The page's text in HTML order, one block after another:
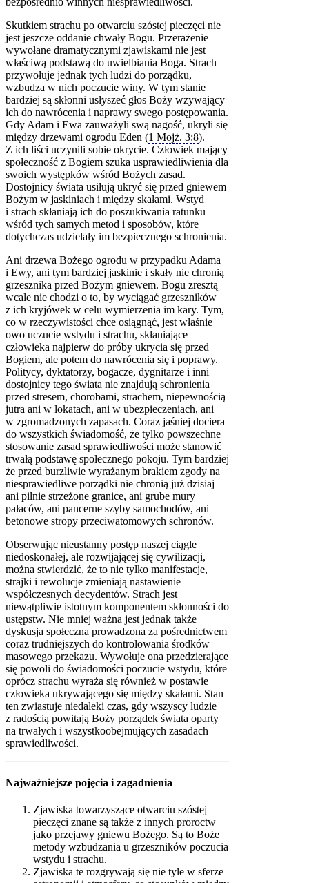
Skutkiem strachu po otwarciu szóstej pieczęci nie
jest jeszcze oddanie chwały Bogu. Przerażenie
wywołane dramatycznymi zjawiskami nie jest
właściwą podstawą do uwielbiania Boga. Strach
przywołuje jednak tych ludzi do porządku,
wzbudza w nich poczucie winy. W tym stanie
bardziej są skłonni usłyszeć głos Boży wzywający
ich do nawrócenia i naprawy swego postępowania.
Gdy Adam i Ewa zauważyli swą nagość, ukryli się
między drzewami ogrodu Eden (1 Mojż. 3:8).
Z ich liści uczynili sobie okrycie. Człowiek mający
społeczność z Bogiem szuka usprawiedliwienia dla
swoich występków wśród Bożych zasad.
Dostojnicy świata usiłują ukryć się przed gniewem
Bożym w jaskiniach i między skałami. Wstyd
i strach skłaniają ich do poszukiwania ratunku
wśród tych samych metod i sposobów, które
dotychczas udzielały im bezpiecznego schronienia.
Ani drzewa Bożego ogrodu w przypadku Adama
i Ewy, ani tym bardziej jaskinie i skały nie chronią
grzesznika przed Bożym gniewem. Bogu zresztą
wcale nie chodzi o to, by wyciągać grzeszników
z ich kryjówek w celu wymierzenia im kary. Tym,
co w rzeczywistości chce osiągnąć, jest właśnie
owo uczucie wstydu i strachu, skłaniające
człowieka najpierw do próby ukrycia się przed
Bogiem, ale potem do nawrócenia się i poprawy.
Politycy, dyktatorzy, bogacze, dygnitarze i inni
dostojnicy tego świata nie znajdują schronienia
przed stresem, chorobami, strachem, niepewnością
jutra ani w lokatach, ani w ubezpieczeniach, ani
w zgromadzonych zapasach. Coraz jaśniej dociera
do wszystkich świadomość, że tylko powszechne
stosowanie zasad sprawiedliwości może stanowić
trwałą podstawę społecznego pokoju. Tym bardziej
że przed burzliwie wyrażanym brakiem zgody na
niesprawiedliwe porządki nie chronią już dzisiaj
ani pilnie strzeżone granice, ani grube mury
pałaców, ani pancerne szyby samochodów, ani
betonowe stropy przeciwatomowych schronów.
Obserwując nieustanny postęp naszej ciągle
niedoskonałej, ale rozwijającej się cywilizacji,
można stwierdzić, że to nie tylko manifestacje,
strajki i rewolucje zmieniają nastawienie
współczesnych decydentów. Strach jest
niewątpliwie istotnym komponentem skłonności do
ustępstw. Nie mniej ważna jest jednak także
dyskusja społeczna prowadzona za pośrednictwem
coraz trudniejszych do kontrolowania środków
masowego przekazu. Wywołuje ona przedzierające
się powoli do świadomości poczucie wstydu, które
oprócz strachu wyraża się również w postawie
człowieka ukrywającego się między skałami. Stan
ten zwiastuje niedaleki czas, gdy wszyscy ludzie
z radością powitają Boży porządek świata oparty
na trwałych i wszystkoobejmujących zasadach
sprawiedliwości.
Najważniejsze pojęcia i zagadnienia
Zjawiska towarzyszące otwarciu szóstej
pieczęci znane są także z innych proroctw
jako przejawy gniewu Bożego. Są to Boże
metody wzbudzania u grzeszników poczucia
wstydu i strachu.
Zjawiska te rozgrywają się nie tyle w sferze